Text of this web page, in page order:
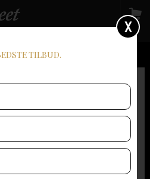
/ STANCE UNCOMMON SOLIDS ICON
X
TILBUD.